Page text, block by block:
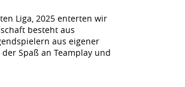
Liga, 2025 enterten wir
besteht aus
aus eigener
Spaß an Teamplay und